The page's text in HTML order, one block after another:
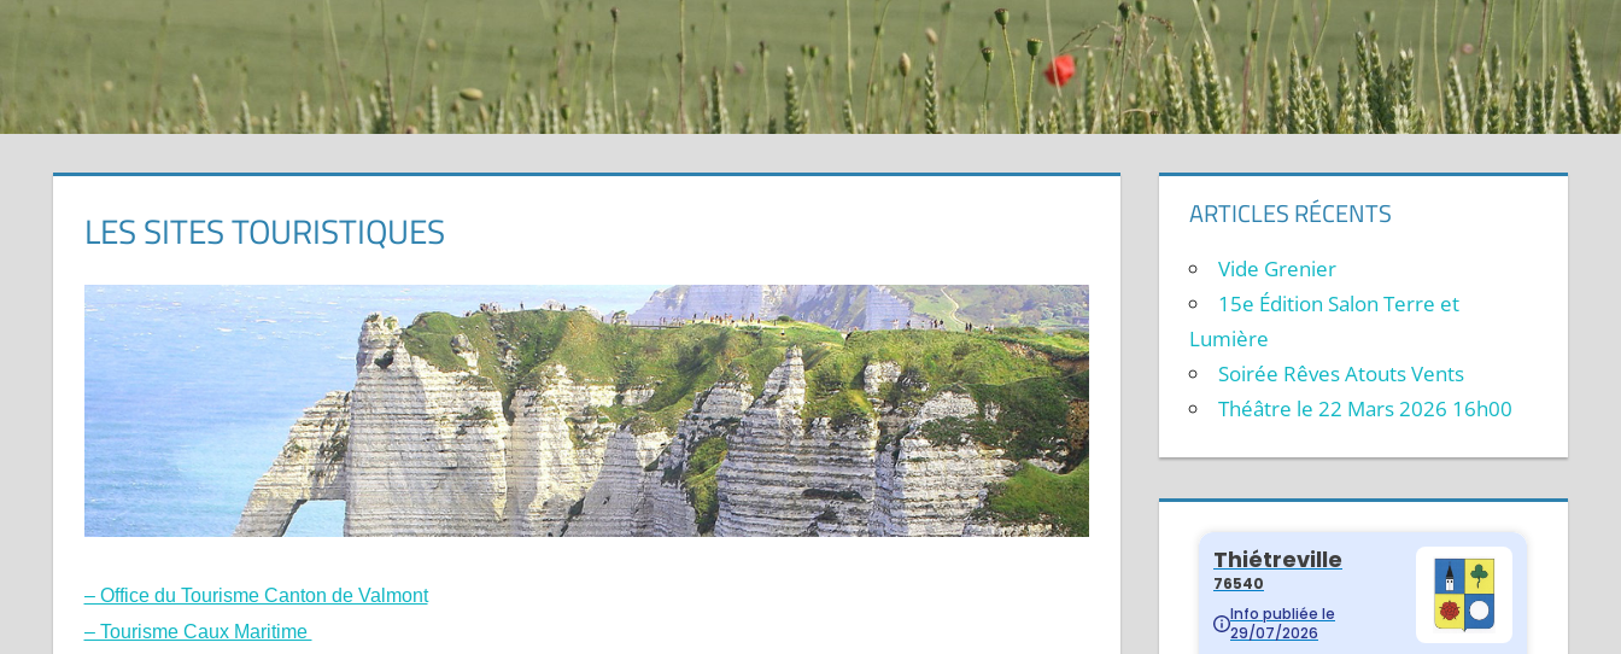
LES SITES TOURISTIQUES
– Office du Tourisme Canton de Valmont
– Tourisme Caux Maritime
ARTICLES RÉCENTS
Vide Grenier
15e Édition Salon Terre et
Lumière
Soirée Rêves Atouts Vents
Théâtre le 22 Mars 2026 16h00